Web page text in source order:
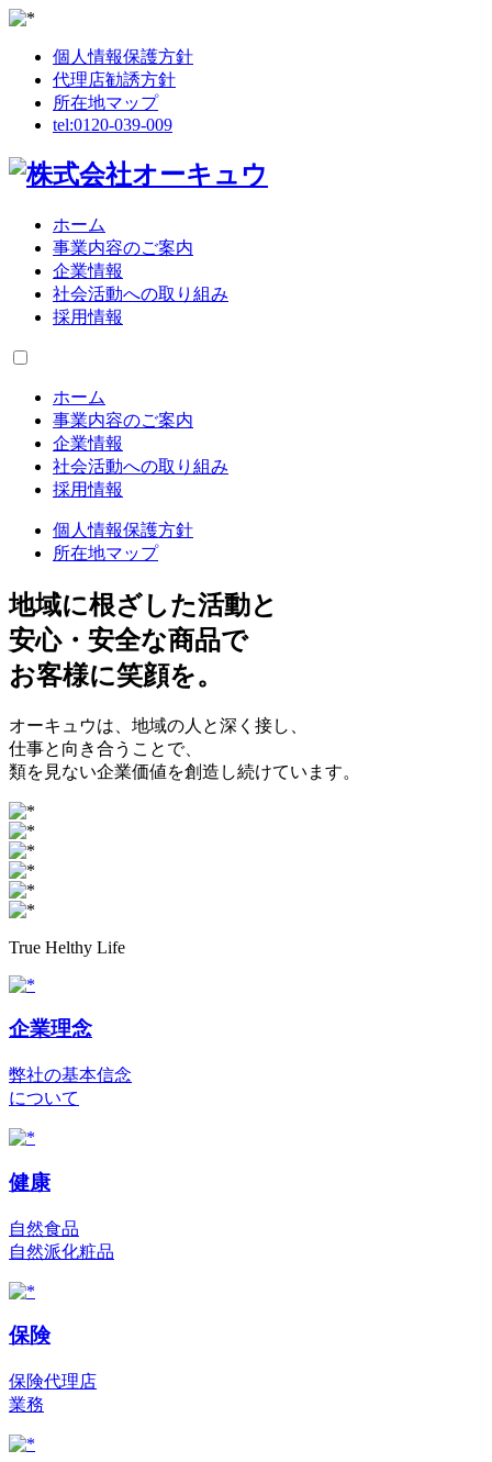
個人情報保護方針
代理店勧誘方針
所在地マップ
tel:0120-039-009
ホーム
事業内容のご案内
企業情報
社会活動への取り組み
採用情報
ホーム
事業内容のご案内
企業情報
社会活動への取り組み
採用情報
個人情報保護方針
所在地マップ
地域に根ざした活動と
安心・安全な商品で
お客様に笑顔を。
オーキュウは、地域の人と深く接し、
仕事と向き合うことで、
類を見ない企業価値を創造し続けています。
True Helthy Life
企業理念
弊社の基本信念
について
健康
自然食品
自然派化粧品
保険
保険代理店
業務